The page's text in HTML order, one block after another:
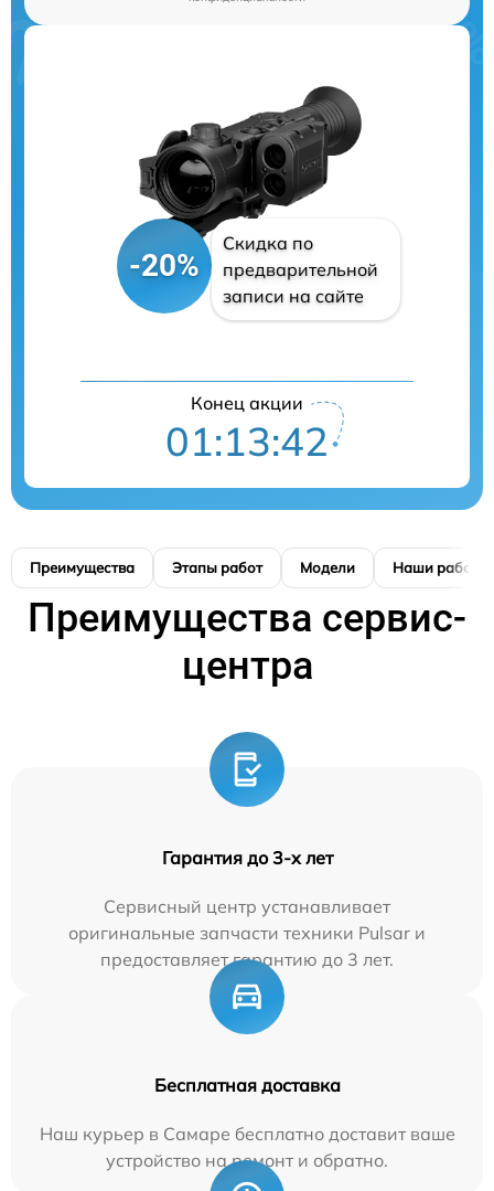
-20%
Скидка по
предварительной
записи на сайте
Конец акции
01:13:41
Преимущества Этапы работ Модели Наши работы
Преимущества сервис-
центра
Гарантия до 3-х лет
Сервисный центр устанавливает
оригинальные запчасти техники Pulsar и
предоставляет гарантию до 3 лет.
Бесплатная доставка
Наш курьер в Самаре бесплатно доставит ваше
устройство на ремонт и обратно.